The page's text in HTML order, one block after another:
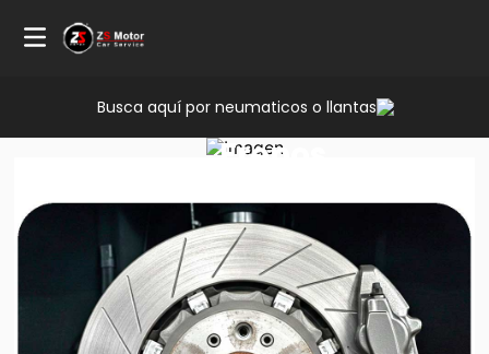
Busca aquí por neumaticos o llantas
Servicio
Frenos